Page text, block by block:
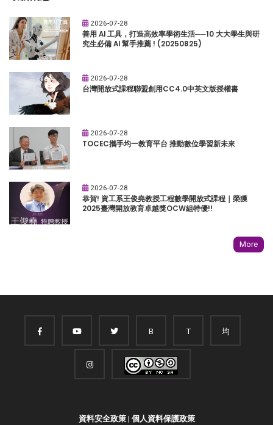
2026-07-28
善用 AI 工具，打造高效率學術生活──10 大大學生與研
究生必備 AI 幫手推薦 ! (20250825)
2026-07-28
台灣開放式課程聯盟創用CC4.0中英文版授權書
2026-07-28
TOCEC攜手均一教育平台 推動數位學習新未來
2026-07-28
恭賀! 資工系王俊堯教授工程數學開放式課程｜榮獲
2025臺灣開放教育卓越獎OCW組特優!!
More
B T 均
資料安全政策| 個人資料保護政策